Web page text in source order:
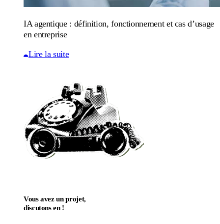
IA agentique : définition, fonctionnement et cas d’usage
en entreprise
Lire la suite
Vous avez un projet,
discutons en !